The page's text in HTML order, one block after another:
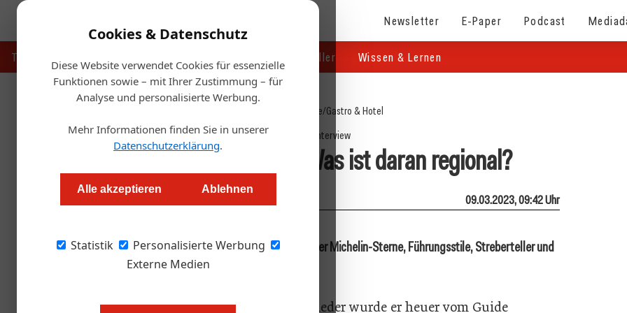
Cookies & Datenschutz
Diese Website verwendet Cookies für essenzielle
Funktionen sowie – mit Ihrer Zustimmung – für
Analyse und personalisierte Werbung.
Mehr Informationen finden Sie in unserer
Datenschutzerklärung.
Alle akzeptieren Ablehnen
Statistik
Personalisierte Werbung
Externe Medien
Newsletter E-Paper Podcast
Touristik Handel & Hersteller Wissen & Lernen
Startseite/Gastro & Hotel
Interview
Forelle mit Yuzu: Was ist daran regional?
Alexander Grübling 09.03.2023, 09:42 Uhr
Drei-Sterne-Koch Juan Amador im Interview über Michelin-Sterne, Führungsstile, Streberteller und
regionale Küche.
Er ist Wiederholungstäter. Schon wieder wurde er heuer vom Guide